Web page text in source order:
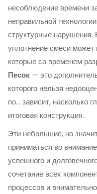
несоблюдение времени
неправильной
структурные нарушения.
уплотнение смеси может
которые со временем
Песок — это
которого нельзя
по... зависит, насколько
итоговая конструкция.
Эти небольшие, но
приниматься во
успешного и
сочетание всех
процессов и